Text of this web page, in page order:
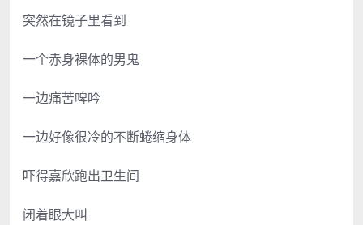
突然在镜子里看到
一个赤身裸体的男鬼
一边痛苦啤吟
一边好像很冷的不断蜷缩身体
吓得嘉欣跑出卫生间
闭着眼大叫